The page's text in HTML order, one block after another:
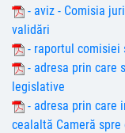
- aviz - Comisia
validări
- raportul comisiei
- adresa prin care
legislative
- adresa prin care
cealaltă Cameră spre